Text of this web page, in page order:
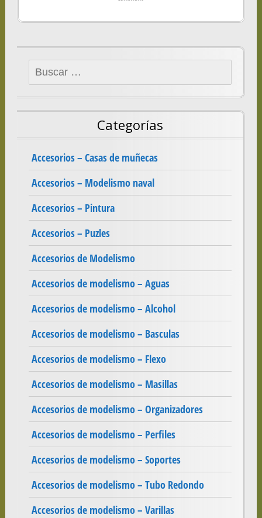
Buscar:
Categorías
Accesorios – Casas de muñecas
Accesorios – Modelismo naval
Accesorios – Pintura
Accesorios – Puzles
Accesorios de Modelismo
Accesorios de modelismo – Aguas
Accesorios de modelismo – Alcohol
Accesorios de modelismo – Basculas
Accesorios de modelismo – Flexo
Accesorios de modelismo – Masillas
Accesorios de modelismo – Organizadores
Accesorios de modelismo – Perfiles
Accesorios de modelismo – Soportes
Accesorios de modelismo – Tubo Redondo
Accesorios de modelismo – Varillas